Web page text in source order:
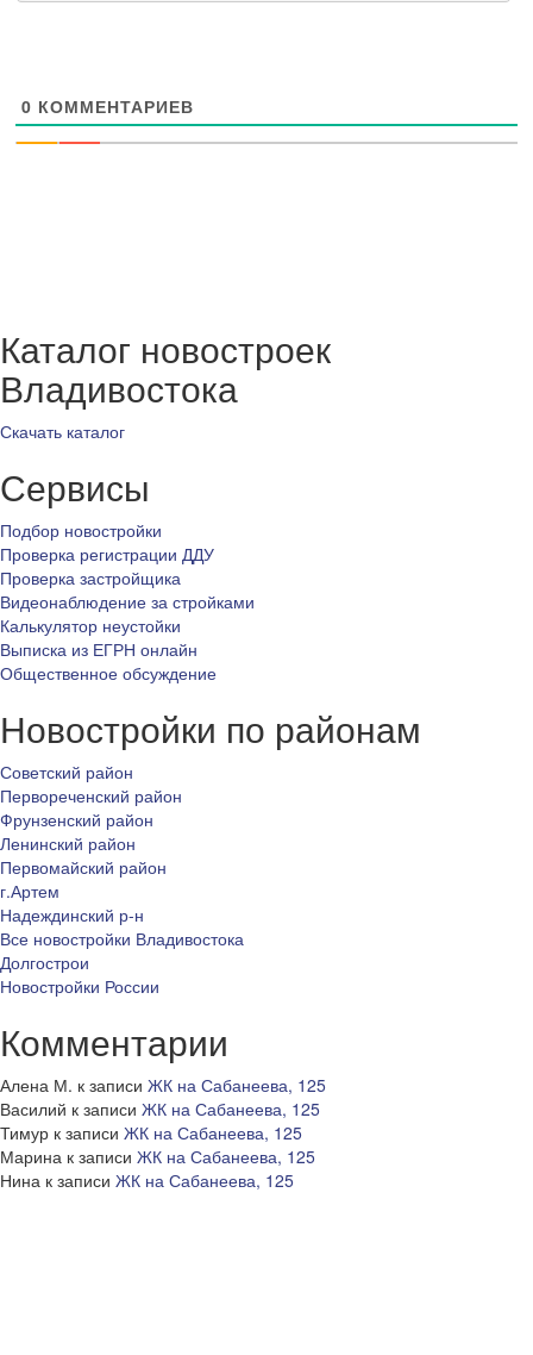
0 КОММЕНТАРИЕВ
Каталог новостроек
Владивостока
Скачать каталог
Сервисы
Подбор новостройки
Проверка регистрации ДДУ
Проверка застройщика
Видеонаблюдение за стройками
Калькулятор неустойки
Выписка из ЕГРН онлайн
Общественное обсуждение
Новостройки по районам
Советский район
Первореченский район
Фрунзенский район
Ленинский район
Первомайский район
г.Артем
Надеждинский р-н
Все новостройки Владивостока
Долгострои
Новостройки России
Комментарии
Алена М. к записи ЖК на Сабанеева, 125
Василий к записи ЖК на Сабанеева, 125
Тимур к записи ЖК на Сабанеева, 125
Марина к записи ЖК на Сабанеева, 125
Нина к записи ЖК на Сабанеева, 125